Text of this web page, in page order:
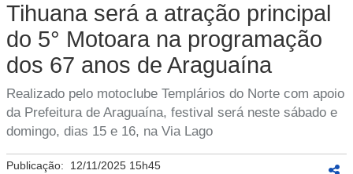
Tihuana será a atração principal
do 5° Motoara na programação
dos 67 anos de Araguaína
Realizado pelo motoclube Templários do Norte com apoio
da Prefeitura de Araguaína, festival será neste sábado e
domingo, dias 15 e 16, na Via Lago
Publicação: 12/11/2025 15h45